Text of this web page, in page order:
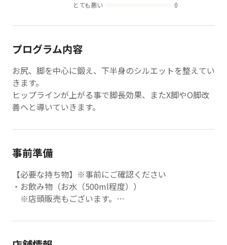
とても悪い
0
プログラム内容
お尻、脚を中心に鍛え、下半身のシルエットを整えてい
きます。
ヒップラインが上がる事で脚長効果、またX脚やO脚改
善へと導いていきます。
事前準備
【必要な持ち物】※事前にご確認ください
・お飲み物（お水（500ml程度））
※店頭販売もございます。
【店内レンタル】